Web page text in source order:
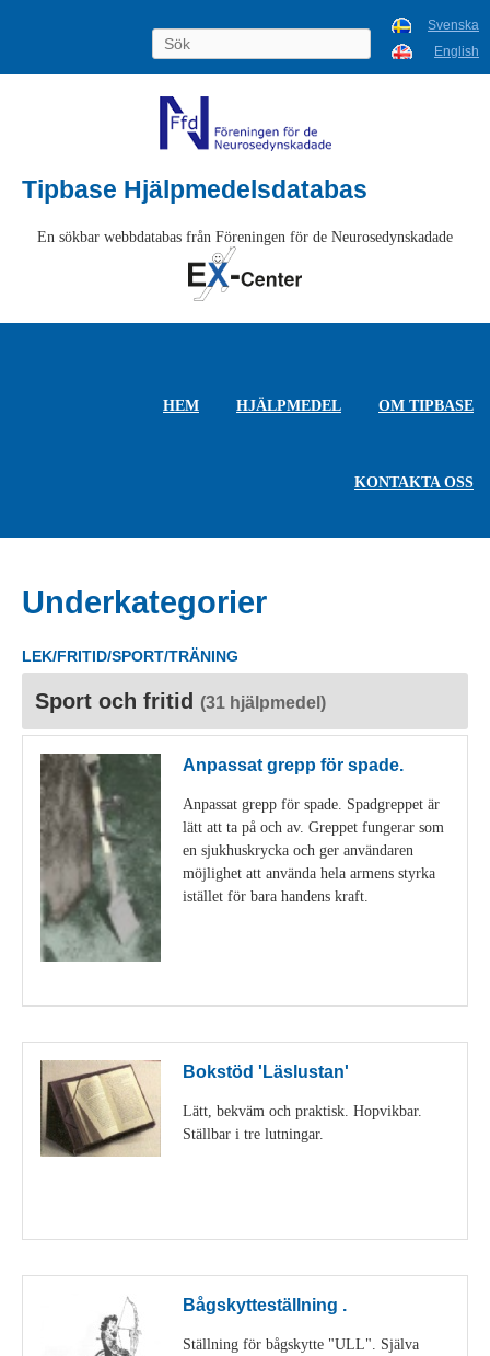
Svenska
English
Tipbase Hjälpmedelsdatabas
En sökbar webbdatabas från Föreningen för de Neurosedynskadade
HEM HJÄLPMEDEL OM TIPBASE
KONTAKTA OSS
Underkategorier
LEK/FRITID/SPORT/TRÄNING
Sport och fritid (31 hjälpmedel)
Anpassat grepp för spade.
Anpassat grepp för spade. Spadgreppet är
lätt att ta på och av. Greppet fungerar som
en sjukhuskrycka och ger användaren
möjlighet att använda hela armens styrka
istället för bara handens kraft.
Bokstöd 'Läslustan'
Lätt, bekväm och praktisk. Hopvikbar.
Ställbar i tre lutningar.
Bågskytteställning .
Ställning för bågskytte "ULL". Själva